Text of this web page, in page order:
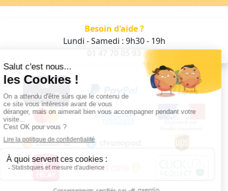
Besoin d'aide ?
Lundi - Samedi : 9h30 - 19h